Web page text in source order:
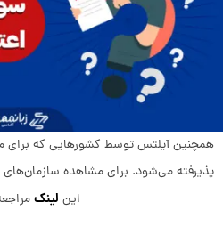
همچنین آیلتس توسط کشورهایی که برای
پذیرفته می‌شود. برای مشاهده سازمان‌های
این لینک